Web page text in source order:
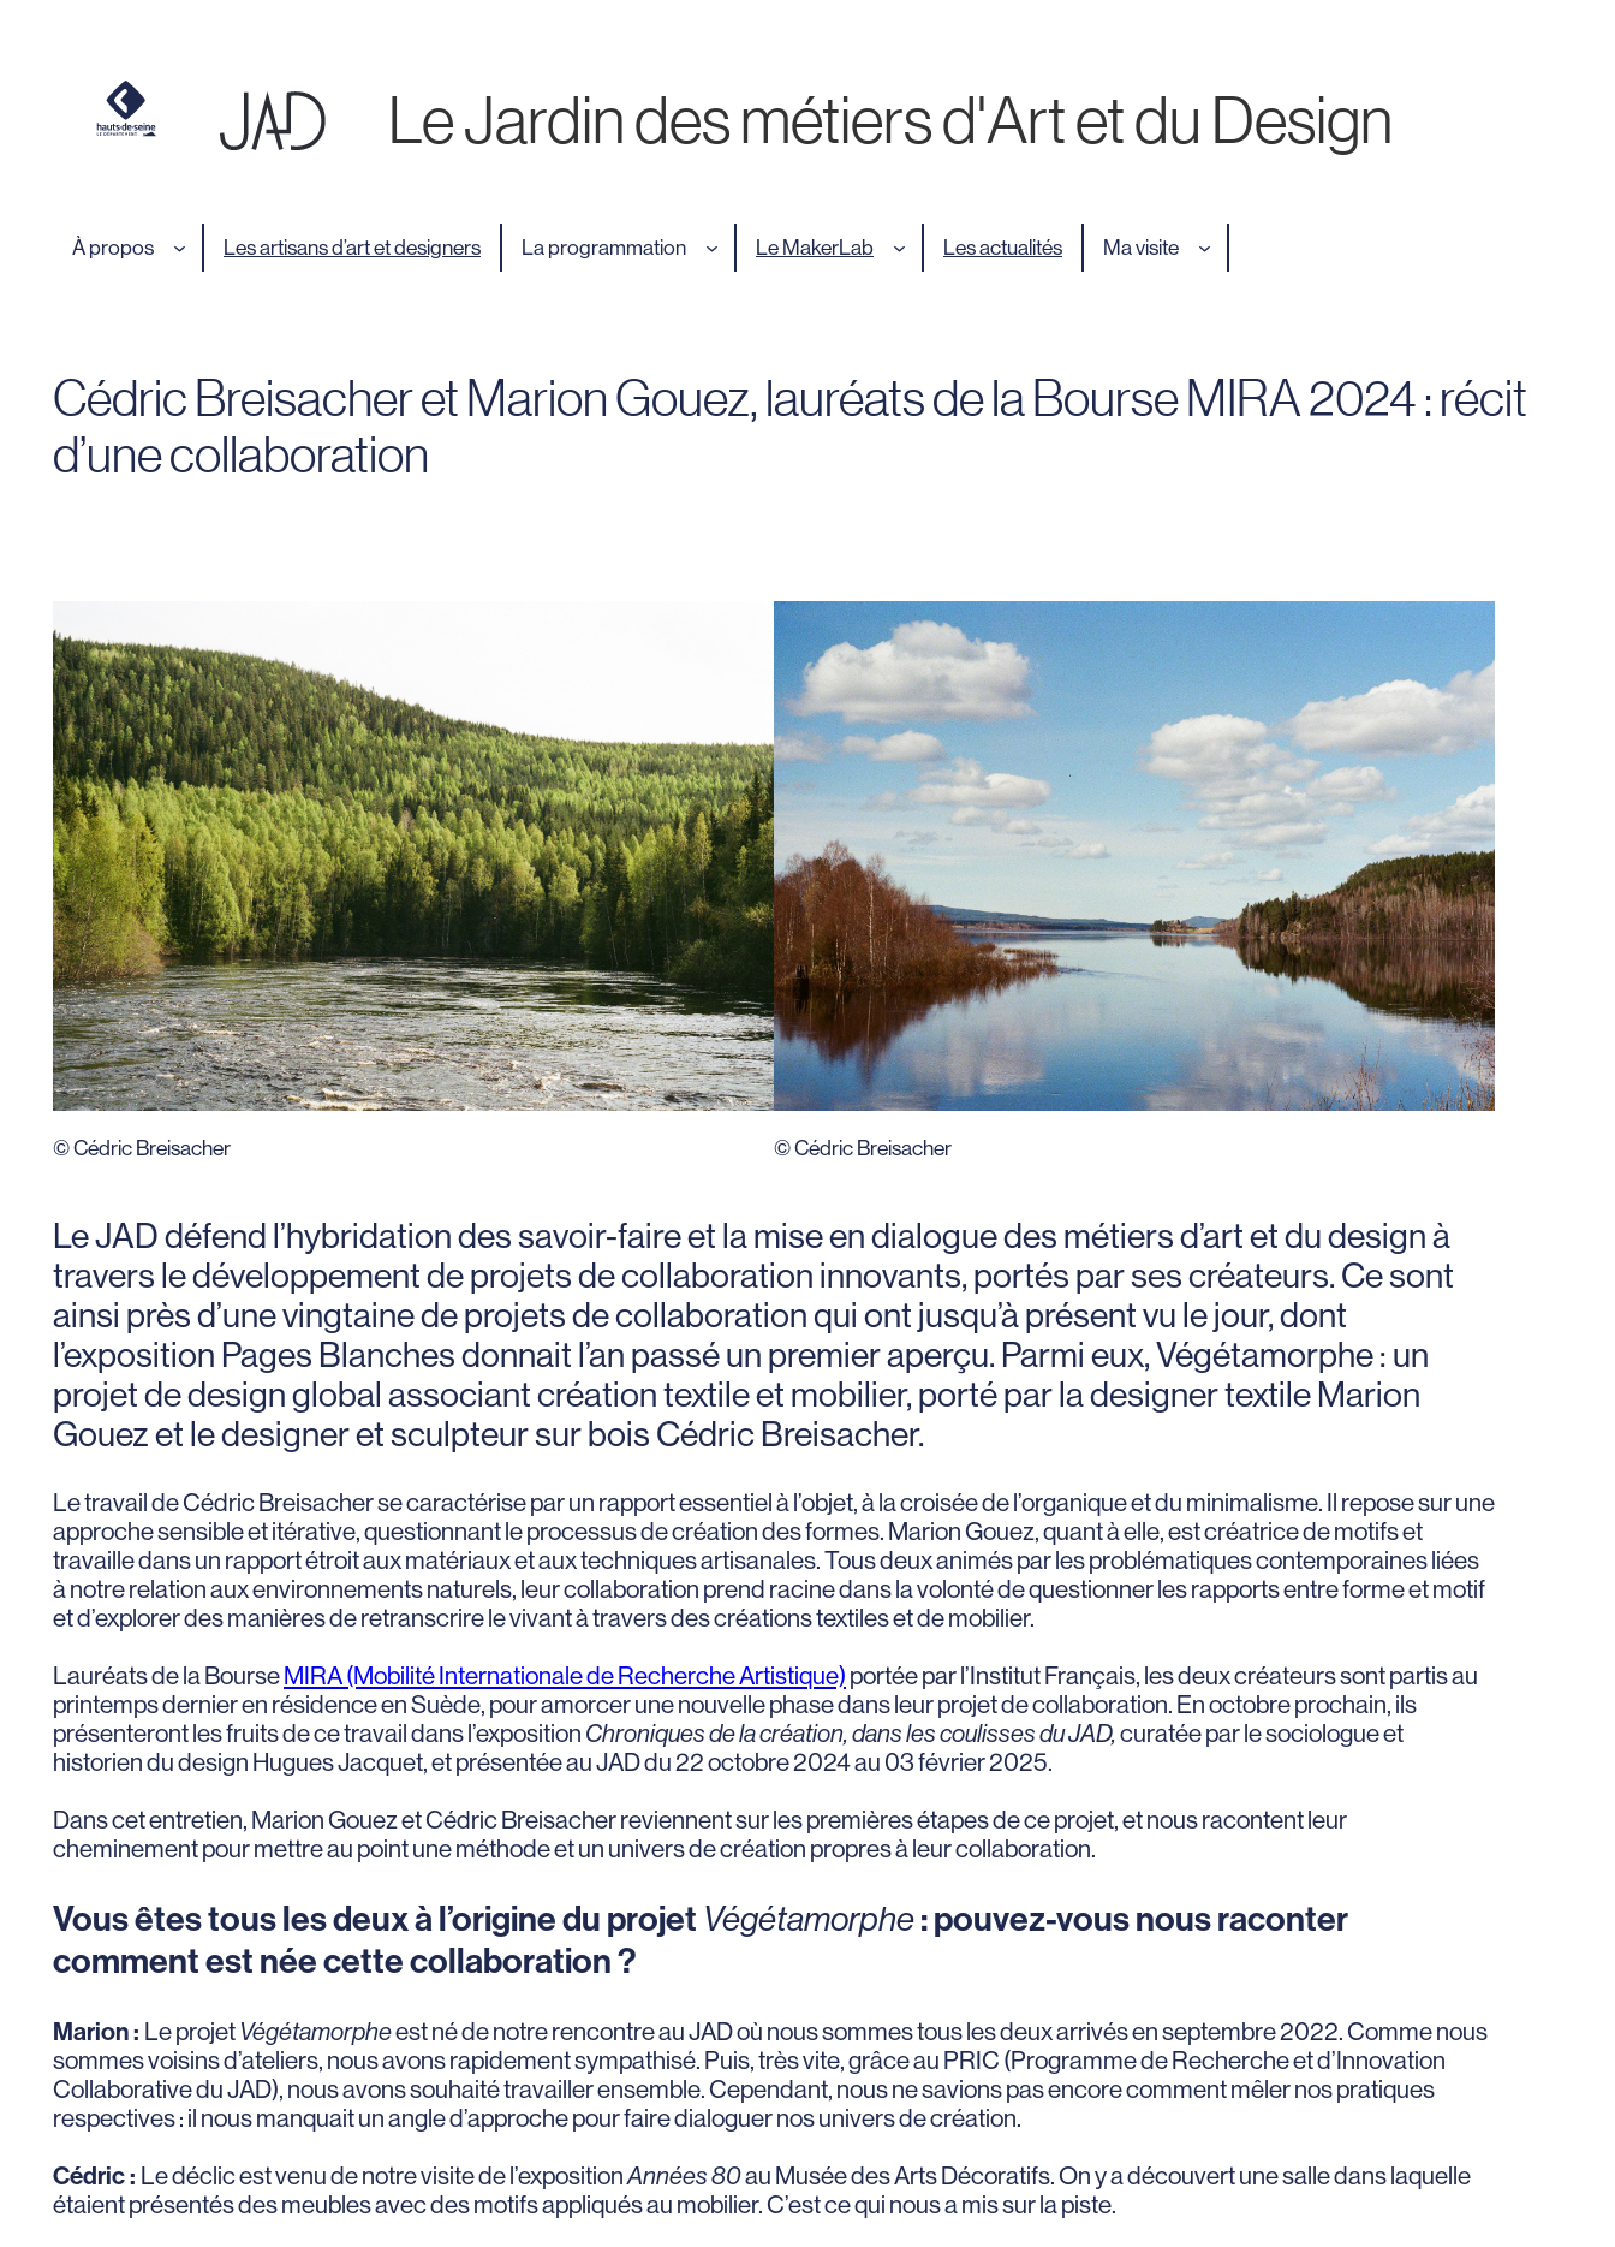
Le Jardin des métiers d'Art et du Design
À propos Les artisans d’art et designers La programmation Le MakerLab Les actualités Ma visite
Cédric Breisacher et Marion Gouez, lauréats de la Bourse MIRA 2024 : récit
d’une collaboration
© Cédric Breisacher © Cédric Breisacher
Le JAD défend l’hybridation des savoir-faire et la mise en dialogue des métiers d’art et du design à
travers le développement de projets de collaboration innovants, portés par ses créateurs. Ce sont
ainsi près d’une vingtaine de projets de collaboration qui ont jusqu’à présent vu le jour, dont
l’exposition Pages Blanches donnait l’an passé un premier aperçu. Parmi eux, Végétamorphe : un
projet de design global associant création textile et mobilier, porté par la designer textile Marion
Gouez et le designer et sculpteur sur bois Cédric Breisacher.
Le travail de Cédric Breisacher se caractérise par un rapport essentiel à l’objet, à la croisée de l’organique et du minimalisme. Il repose sur une
approche sensible et itérative, questionnant le processus de création des formes. Marion Gouez, quant à elle, est créatrice de motifs et
travaille dans un rapport étroit aux matériaux et aux techniques artisanales. Tous deux animés par les problématiques contemporaines liées
à notre relation aux environnements naturels, leur collaboration prend racine dans la volonté de questionner les rapports entre forme et motif
et d’explorer des manières de retranscrire le vivant à travers des créations textiles et de mobilier.
Lauréats de la Bourse MIRA (Mobilité Internationale de Recherche Artistique) portée par l’Institut Français, les deux créateurs sont partis au
printemps dernier en résidence en Suède, pour amorcer une nouvelle phase dans leur projet de collaboration. En octobre prochain, ils
présenteront les fruits de ce travail dans l’exposition Chroniques de la création, dans les coulisses du JAD,curatée par le sociologue et
historien du design Hugues Jacquet, et présentée au JAD du 22 octobre 2024 au 03 février 2025.
Dans cet entretien, Marion Gouez et Cédric Breisacher reviennent sur les premières étapes de ce projet, et nous racontent leur
cheminement pour mettre au point une méthode et un univers de création propres à leur collaboration.
Vous êtes tous les deux à l’origine du projet Végétamorphe: pouvez-vous nous raconter
comment est née cette collaboration ?
Marion : Le projet Végétamorpheest né de notre rencontre au JAD où nous sommes tous les deux arrivés en septembre 2022. Comme nous
sommes voisins d’ateliers, nous avons rapidement sympathisé. Puis, très vite, grâce au PRIC (Programme de Recherche et d’Innovation
Collaborative du JAD), nous avons souhaité travailler ensemble. Cependant, nous ne savions pas encore comment mêler nos pratiques
respectives : il nous manquait un angle d’approche pour faire dialoguer nos univers de création.
Cédric : Le déclic est venu de notre visite de l’expositionAnnées 80au Musée des Arts Décoratifs. On y a découvert une salle dans laquelle
étaient présentés des meubles avec des motifs appliqués au mobilier. C’est ce qui nous a mis sur la piste.